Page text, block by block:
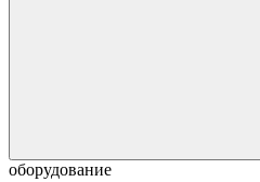
оборудование